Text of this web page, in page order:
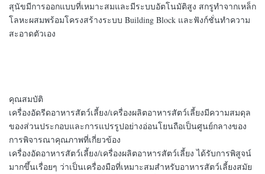
สุนัขมีการออกแบบที่เหมาะสมและมีระบบอัตโนมัติสูง สกรูทำจากเหล็ก
โลหะผสมพร้อมโครงสร้างระบบ Building Block และฟังก์ชั่นทำความ
สะอาดตัวเอง
คุณสมบัติ
เครื่องอัดรีดอาหารสัตว์เลี้ยง/เครื่องผลิตอาหารสัตว์เลี้ยงมีความสมดุล
ของส่วนประกอบและการแปรรูปอย่างอ่อนโยนถือเป็นศูนย์กลางของ
การพิจารณาคุณภาพที่เกี่ยวข้อง
เครื่องอัดอาหารสัตว์เลี้ยง/เครื่องผลิตอาหารสัตว์เลี้ยง ได้รับการพิสูจน์
มากขึ้นเรื่อยๆ ว่าเป็นเครื่องมือที่เหมาะสมสำหรับอาหารสัตว์เลี้ยงสมัย